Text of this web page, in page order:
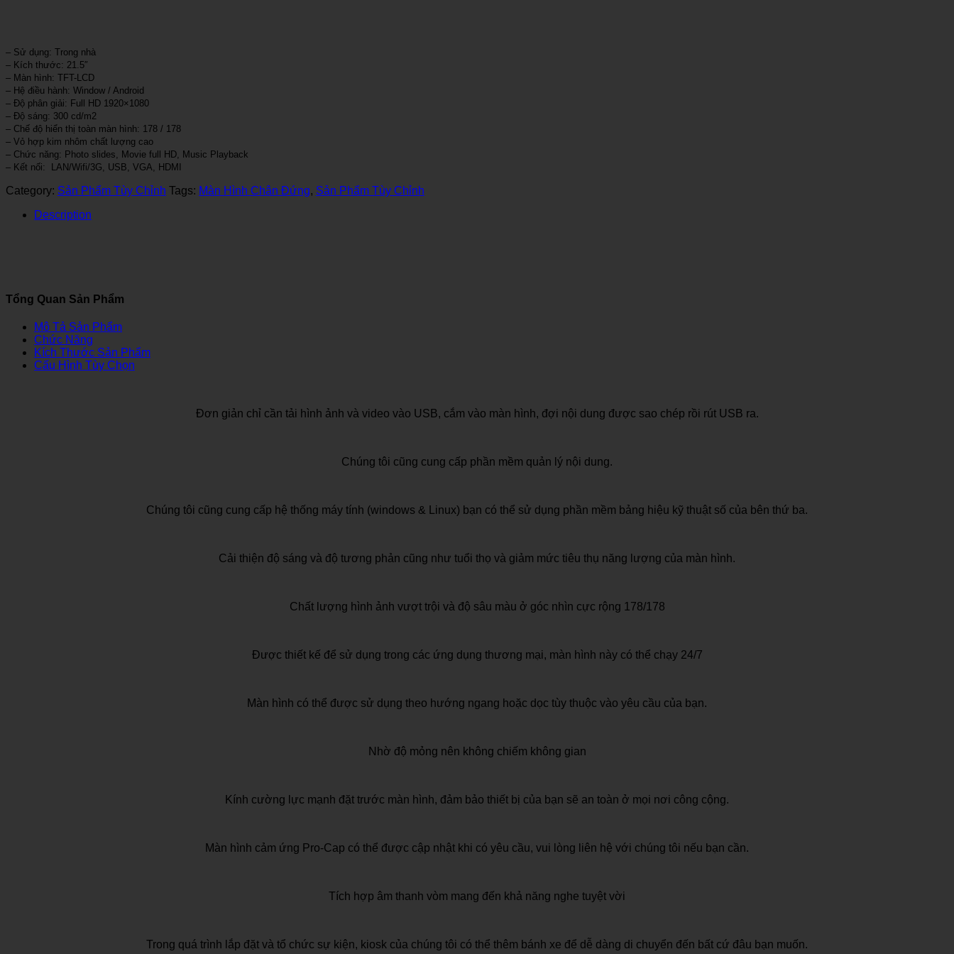
– Sử dụng: Trong nhà
– Kích thước: 21.5″
– Màn hình: TFT-LCD
– Hệ điều hành: Window / Android
– Độ phân giải: Full HD 1920×1080
– Độ sáng: 300 cd/m2
– Chế độ hiển thị toàn màn hình: 178 / 178
– Vỏ hợp kim nhôm chất lượng cao
– Chức năng: Photo slides, Movie full HD, Music Playback
– Kết nối: LAN/Wifi/3G, USB, VGA, HDMI
Category: Sản Phẩm Tùy Chỉnh Tags: Màn Hình Chân Đứng, Sản Phẩm Tùy Chỉnh
Description
Tổng Quan Sản Phẩm
Mô Tả Sản Phẩm
Chức Năng
Kích Thước Sản Phẩm
Cấu Hình Tùy Chọn
Đơn giản chỉ cần tải hình ảnh và video vào USB, cắm vào màn hình, đợi nội dung được sao chép rồi rút USB ra.
Chúng tôi cũng cung cấp phần mềm quản lý nội dung.
Chúng tôi cũng cung cấp hệ thống máy tính (windows & Linux) bạn có thể sử dụng phần mềm bảng hiệu kỹ thuật số của bên thứ ba.
Cải thiện độ sáng và độ tương phản cũng như tuổi thọ và giảm mức tiêu thụ năng lượng của màn hình.
Chất lượng hình ảnh vượt trội và độ sâu màu ở góc nhìn cực rộng 178/178
Được thiết kế để sử dụng trong các ứng dụng thương mại, màn hình này có thể chạy 24/7
Màn hình có thể được sử dụng theo hướng ngang hoặc dọc tùy thuộc vào yêu cầu của bạn.
Nhờ độ mỏng nên không chiếm không gian
Kính cường lực mạnh đặt trước màn hình, đảm bảo thiết bị của bạn sẽ an toàn ở mọi nơi công cộng.
Màn hình cảm ứng Pro-Cap có thể được cập nhật khi có yêu cầu, vui lòng liên hệ với chúng tôi nếu bạn cần.
Tích hợp âm thanh vòm mang đến khả năng nghe tuyệt vời
Trong quá trình lắp đặt và tổ chức sự kiện, kiosk của chúng tôi có thể thêm bánh xe để dễ dàng di chuyển đến bất cứ đâu bạn muốn.